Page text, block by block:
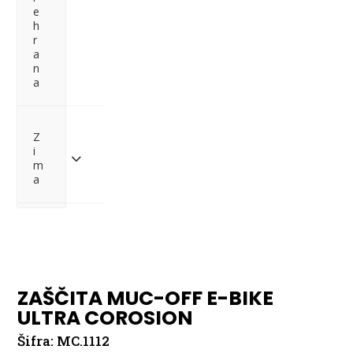
e
h
r
a
n
a
Z
i
m
a
ZAŠČITA MUC-OFF E-BIKE
ULTRA COROSION
Šifra: MC.1112